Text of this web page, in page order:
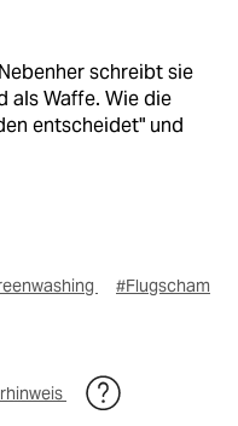
schreibt sie
als Waffe. Wie die
entscheidet" und
#Flugscham